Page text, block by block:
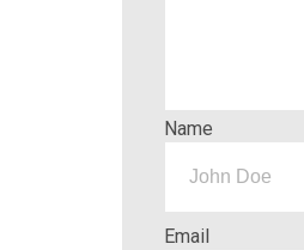
Name
Email